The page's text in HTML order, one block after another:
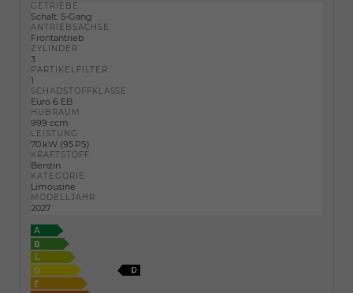
GETRIEBE
Schalt. 5-Gang
ANTRIEBSACHSE
Frontantrieb
ZYLINDER
3
PARTIKELFILTER
1
SCHADSTOFFKLASSE
Euro 6 EB
HUBRAUM
999 ccm
LEISTUNG
70 kW (95 PS)
KRAFTSTOFF
Benzin
KATEGORIE
Limousine
MODELLJAHR
2027